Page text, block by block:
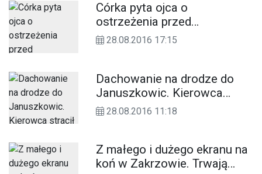
Córka pyta ojca o
ostrzeżenia przed
skrzyżowaniem w Reńskiej
zderzenia. WIDEO
28.08.2016 17:15
Dachowanie na drodze do
Januszkowic. Kierowca
stracił panowanie nad
28.08.2016 11:18
Z małego i dużego ekranu na
koń w Zakrzowie. Trwają